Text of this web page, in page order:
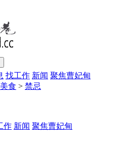
找工作 新闻 聚焦曹妃甸
美食 > 禁忌
作 新闻 聚焦曹妃甸